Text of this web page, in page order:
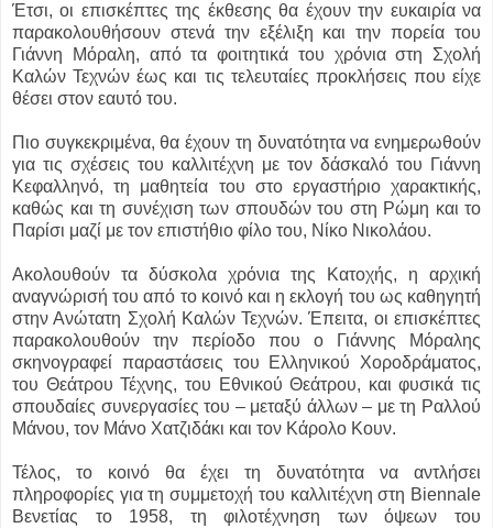
Έτσι, οι επισκέπτες της έκθεσης θα έχουν την ευκαιρία να
παρακολουθήσουν στενά την εξέλιξη και την πορεία του
Γιάννη Μόραλη, από τα φοιτητικά του χρόνια στη Σχολή
Καλών Τεχνών έως και τις τελευταίες προκλήσεις που είχε
θέσει στον εαυτό του.
Πιο συγκεκριμένα, θα έχουν τη δυνατότητα να ενημερωθούν
για τις σχέσεις του καλλιτέχνη με τον δάσκαλό του Γιάννη
Κεφαλληνό, τη μαθητεία του στο εργαστήριο χαρακτικής,
καθώς και τη συνέχιση των σπουδών του στη Ρώμη και το
Παρίσι μαζί με τον επιστήθιο φίλο του, Νίκο Νικολάου.
Ακολουθούν τα δύσκολα χρόνια της Κατοχής, η αρχική
αναγνώρισή του από το κοινό και η εκλογή του ως καθηγητή
στην Ανώτατη Σχολή Καλών Τεχνών. Έπειτα, οι επισκέπτες
παρακολουθούν την περίοδο που ο Γιάννης Μόραλης
σκηνογραφεί παραστάσεις του Ελληνικού Χοροδράματος,
του Θεάτρου Τέχνης, του Εθνικού Θεάτρου, και φυσικά τις
σπουδαίες συνεργασίες του – μεταξύ άλλων – με τη Ραλλού
Μάνου, τον Μάνο Χατζιδάκι και τον Κάρολο Κουν.
Τέλος, το κοινό θα έχει τη δυνατότητα να αντλήσει
πληροφορίες για τη συμμετοχή του καλλιτέχνη στη Biennale
Βενετίας το 1958, τη φιλοτέχνηση των όψεων του